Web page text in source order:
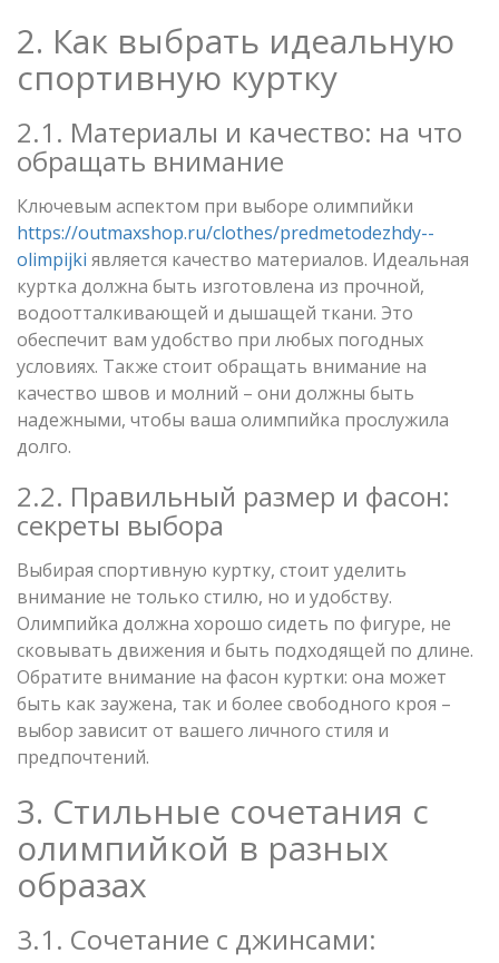
2. Как выбрать идеальную
спортивную куртку
2.1. Материалы и качество: на что
обращать внимание
Ключевым аспектом при выборе олимпийки
https://outmaxshop.ru/clothes/predmetodezhdy--
olimpijki является качество материалов. Идеальная
куртка должна быть изготовлена из прочной,
водоотталкивающей и дышащей ткани. Это
обеспечит вам удобство при любых погодных
условиях. Также стоит обращать внимание на
качество швов и молний – они должны быть
надежными, чтобы ваша олимпийка прослужила
долго.
2.2. Правильный размер и фасон:
секреты выбора
Выбирая спортивную куртку, стоит уделить
внимание не только стилю, но и удобству.
Олимпийка должна хорошо сидеть по фигуре, не
сковывать движения и быть подходящей по длине.
Обратите внимание на фасон куртки: она может
быть как заужена, так и более свободного кроя –
выбор зависит от вашего личного стиля и
предпочтений.
3. Стильные сочетания с
олимпийкой в разных
образах
3.1. Сочетание с джинсами: